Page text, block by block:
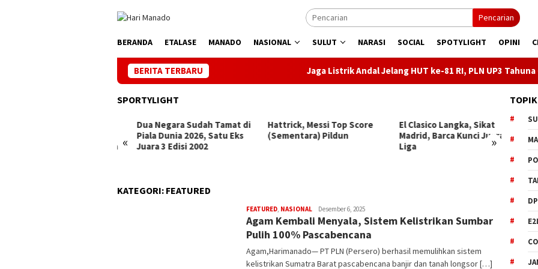
Pencarian
BERANDA ETALASE MANADO NASIONAL SULUT NARASI SOCIAL SPOTYLIGHT OPINI
BERITA TERBARU Jaga Listrik Andal Jelang HUT ke-81 RI, PLN UP3 Tahuna Gelar Apel dan
SPORTYLIGHT
« »
Dua Negara Sudah Tamat di
Piala Dunia 2026, Satu Eks
Juara 3 Edisi 2002
Hattrick, Messi Top Score
(Sementara) Pildun
El Clasico Langka, Sikat
Madrid, Barca Kunci Juara La
Saran
Tepat
KATEGORI: FEATURED
FEATURED, NASIONAL ham
Desember 6, 2025
Agam Kembali Menyala, Sistem Kelistrikan Sumbar
Pulih 100% Pascabencana
Agam,Harimanado— PT PLN (Persero) berhasil memulihkan sistem
kelistrikan Sumatra Barat pascabencana banjir dan tanah longsor […]